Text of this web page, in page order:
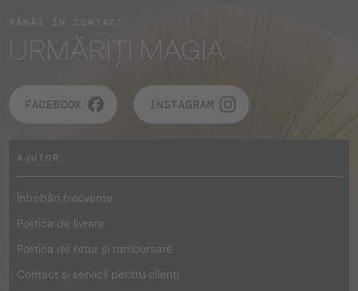
URMĂRIȚI MAGIA
FACEBOOK INSTAGRAM
AJUTOR
Întrebări frecvente
Politica de livrare
Politica de retur și rambursare
Contact și servicii pentru clienți